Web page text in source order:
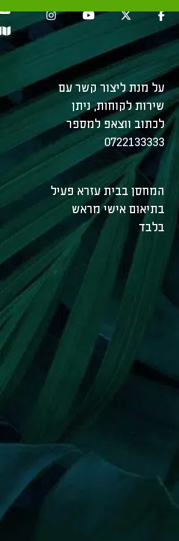
על מנת ליצור קשר עם
שירות לקוחות, ניתן
לכתוב ווצאפ למספר
0722133333
המחסן בבית עזרא פעיל
בתיאום אישי מראש
בלבד